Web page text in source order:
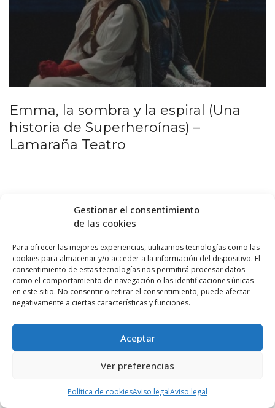
Gestionar el consentimiento
de las cookies
Para ofrecer las mejores experiencias, utilizamos tecnologías como las
cookies para almacenar y/o acceder a la información del dispositivo. El
consentimiento de estas tecnologías nos permitirá procesar datos
como el comportamiento de navegación o las identificaciones únicas
en este sitio. No consentir o retirar el consentimiento, puede afectar
negativamente a ciertas características y funciones.
Aceptar
Ver preferencias
Política de cookiesAviso legalAviso legal
Emma, la sombra y la espiral (Una
historia de Superheroínas) –
Lamaraña Teatro